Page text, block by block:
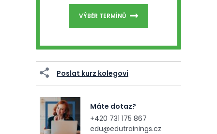
VÝBĚR TERMÍNŮ
Poslat kurz kolegovi
Máte dotaz?
+420 731 175 867
edu@edutrainings.cz